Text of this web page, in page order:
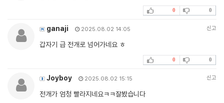
0 0
ganaji 2025.08.02 14:05 신고
갑자기 급 전개로 넘어가네요 ㅎ
0 0
Joyboy 2025.08.02 15:15 신고
전개가 엄청 빨라지네요ㅋㅋ잘봤습니다